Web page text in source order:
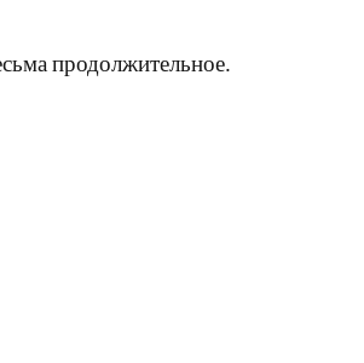
продолжительное.